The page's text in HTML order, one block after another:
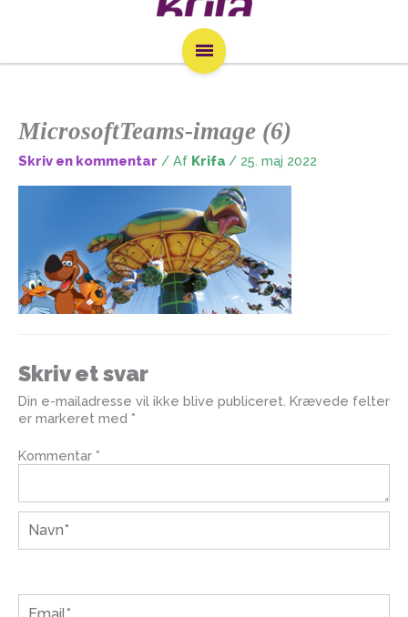
Hovedmenu
MicrosoftTeams-image (6)
Skriv en kommentar / Af Krifa / 25. maj 2022
Skriv et svar
Din e-mailadresse vil ikke blive publiceret. Krævede felter
er markeret med *
Kommentar *